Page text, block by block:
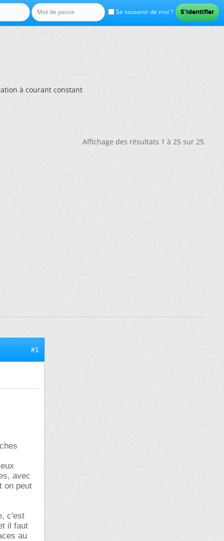
Se souvenir de moi ?
à courant constant
Affichage des résultats 1 à 25 sur 25
#1
avec
on peut
c'est
il faut
au